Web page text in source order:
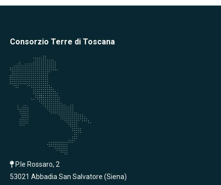
Consorzio Terre di Toscana
P.le Rossaro, 2
53021 Abbadia San Salvatore (Siena)